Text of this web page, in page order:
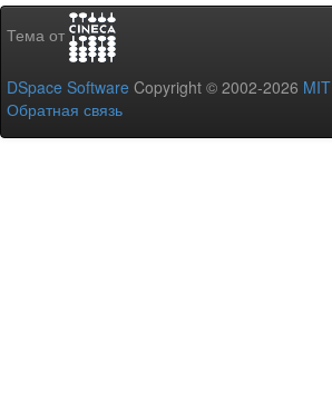
Тема от
DSpace Software Copyright © 2002-2026 MIT
Обратная связь